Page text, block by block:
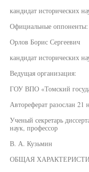
кандидат исторических
Официальные оппоненты:
Орлов Борис Сергеевич
кандидат исторических
Ведущая организация:
ГОУ ВПО «Томский
Автореферат разослан 21
Ученый секретарь
наук, профессор
В. А. Кузьмин
ОБЩАЯ